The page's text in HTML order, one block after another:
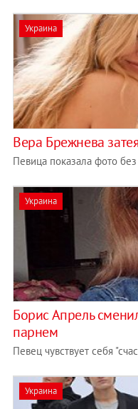
Украина
Вера Брежнева
Певица показала фото
Украина
Борис Апрель
парнем
Певец чувствует себя
Украина